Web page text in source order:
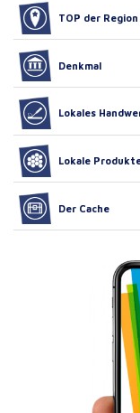
TOP der Region
Denkmal
Lokales
Lokale
Der Cache